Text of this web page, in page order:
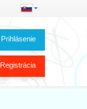
Prihlásenie
Registrácia